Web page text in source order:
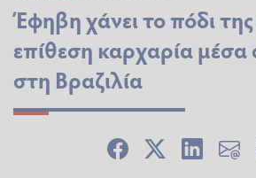
Έφηβη χάνει το πόδι
επίθεση καρχαρία μέσα
στη Βραζιλία